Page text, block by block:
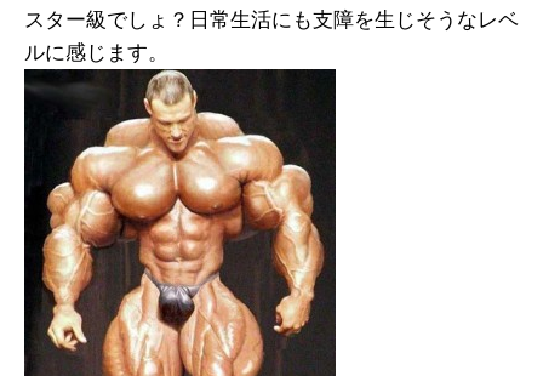
スター級でしょ？日常生活にも支障を生じそうなレベ
ルに感じます。